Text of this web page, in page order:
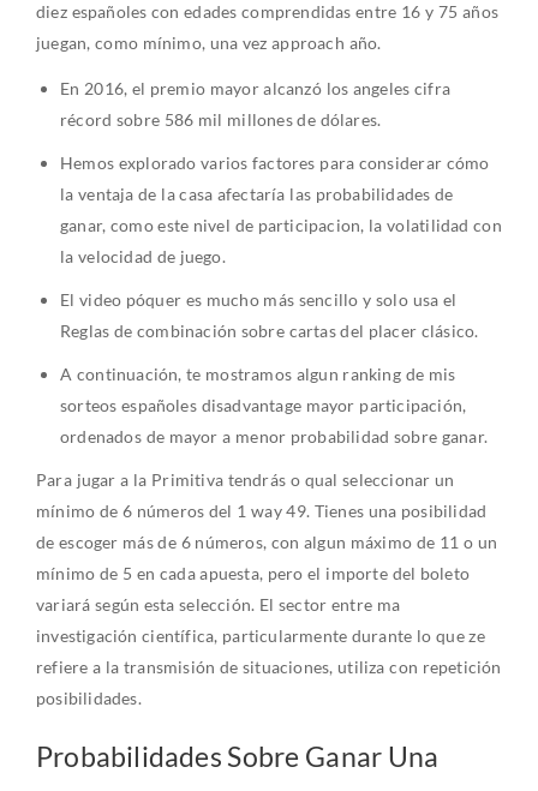
diez españoles con edades comprendidas entre 16 y 75 años
juegan, como mínimo, una vez approach año.
En 2016, el premio mayor alcanzó los angeles cifra
récord sobre 586 mil millones de dólares.
Hemos explorado varios factores para considerar cómo
la ventaja de la casa afectaría las probabilidades de
ganar, como este nivel de participacion, la volatilidad con
la velocidad de juego.
El video póquer es mucho más sencillo y solo usa el
Reglas de combinación sobre cartas del placer clásico.
A continuación, te mostramos algun ranking de mis
sorteos españoles disadvantage mayor participación,
ordenados de mayor a menor probabilidad sobre ganar.
Para jugar a la Primitiva tendrás o qual seleccionar un
mínimo de 6 números del 1 way 49. Tienes una posibilidad
de escoger más de 6 números, con algun máximo de 11 o un
mínimo de 5 en cada apuesta, pero el importe del boleto
variará según esta selección. El sector entre ma
investigación científica, particularmente durante lo que ze
refiere a la transmisión de situaciones, utiliza con repetición
posibilidades.
Probabilidades Sobre Ganar Una